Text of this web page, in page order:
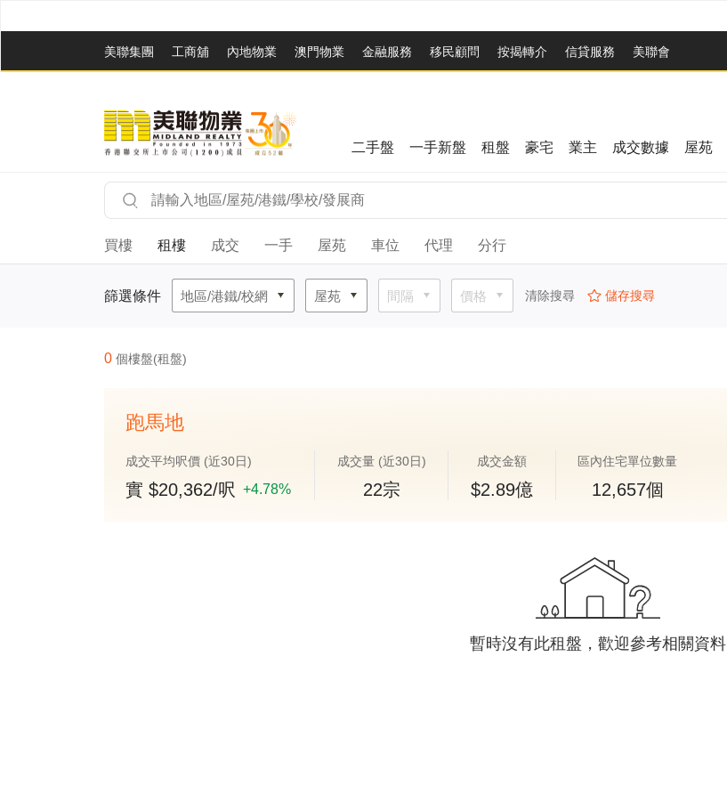
美聯集團 工商舖 內地物業 澳門物業 金融服務 移民顧問 按揭轉介 信貸服務 美聯會
二手盤 一手新盤 租盤 豪宅 業主 成交數據 屋苑
買樓 租樓 成交 一手 屋苑 車位 代理 分行
篩選條件 地區/港鐵/校網 屋苑 間隔 價格 清除搜尋 儲存搜尋
0 個樓盤(租盤)
跑馬地
成交平均呎價 (近30日)
實 $20,362/呎 +4.78%
成交量 (近30日)
22宗
成交金額
$2.89億
區內住宅單位數量
12,657個
暫時沒有此租盤，歡迎參考相關資料